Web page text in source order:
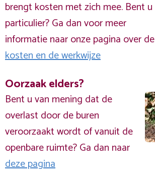
brengt kosten met zich mee. Bent u
particulier? Ga dan voor meer
informatie naar onze pagina over de
kosten en de werkwijze
Oorzaak elders?
Bent u van mening dat de
overlast door de buren
veroorzaakt wordt of vanuit de
openbare ruimte? Ga dan naar
deze pagina